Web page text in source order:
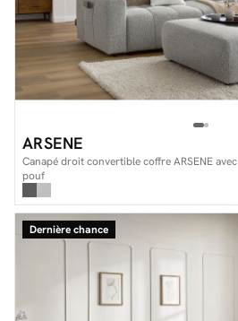
ARSENE
Canapé droit convertible coffre ARSENE avec
pouf
Dernière chance